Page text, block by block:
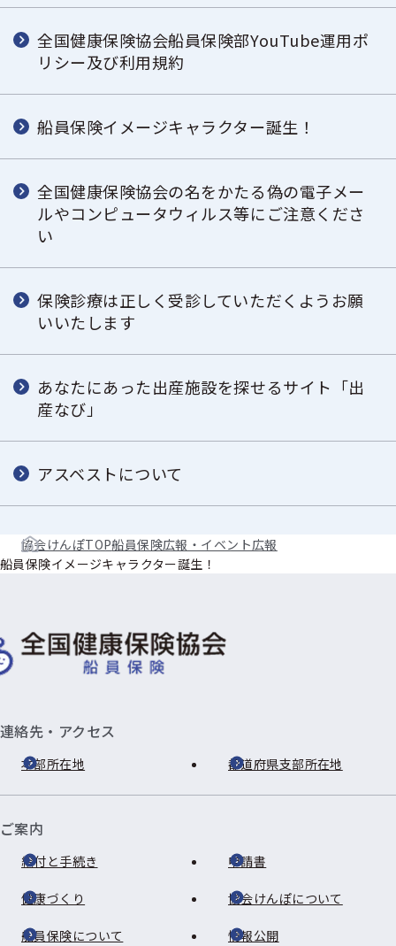
全国健康保険協会船員保険部YouTube運用ポ
リシー及び利用規約
船員保険イメージキャラクター誕生！
全国健康保険協会の名をかたる偽の電子メー
ルやコンピュータウィルス等にご注意くださ
い
保険診療は正しく受診していただくようお願
いいたします
あなたにあった出産施設を探せるサイト「出
産なび」
アスベストについて
協会けんぽTOP船員保険広報・イベント広報
船員保険イメージキャラクター誕生！
連絡先・アクセス
本部所在地 都道府県支部所在地
ご案内
給付と手続き 申請書
健康づくり 協会けんぽについて
船員保険について 情報公開